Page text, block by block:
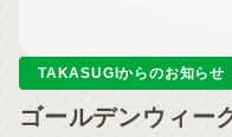
げます。
TAKASUGIからのお知らせ
ゴールデンウィー